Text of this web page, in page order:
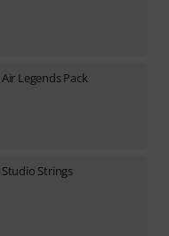
Air Legends Pack
Studio Strings